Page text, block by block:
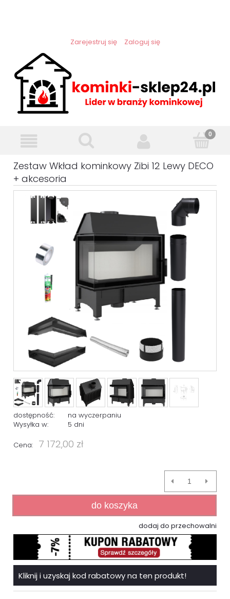
Zarejestruj się Zaloguj się
Zestaw Wkład kominkowy Zibi 12 Lewy DECO
+ akcesoria
dostępność:
na wyczerpaniu
Wysyłka w:
5 dni
Cena: 7 172,00 zł
do koszyka
dodaj do przechowalni
Kliknij i uzyskaj kod rabatowy na ten produkt!